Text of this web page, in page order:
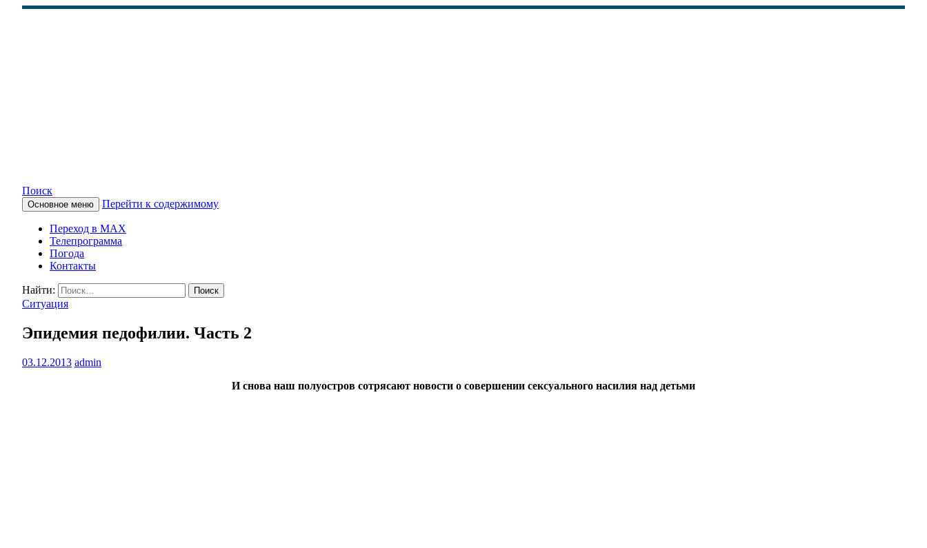
КАМЧАТСКОЕ ИНФОРМАЦИОННОЕ АГЕНТСТВО (КИА «ВЕСТИ»)
Поиск
Основное меню Перейти к содержимому
Переход в MAX
Телепрограмма
Погода
Контакты
Найти:
Ситуация
Эпидемия педофилии. Часть 2
03.12.2013 admin
И снова наш полуостров сотрясают новости о совершении сексуального насилия над детьми